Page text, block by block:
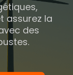
assurez la
des